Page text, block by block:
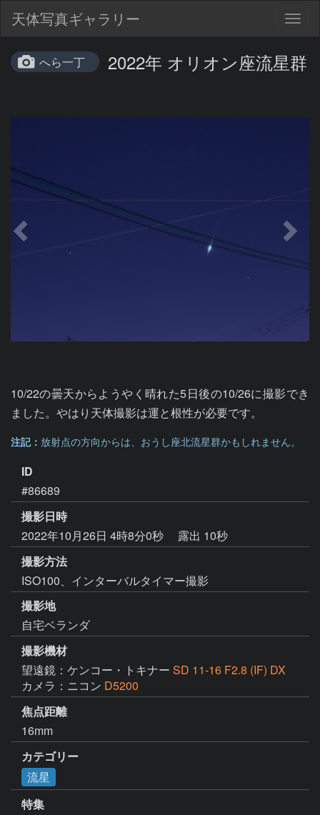
天体写真ギャラリー
へら一丁 2022年 オリオン座流星群
10/22の曇天からようやく晴れた5日後の10/26に撮影でき
ました。やはり天体撮影は運と根性が必要です。
注記： 放射点の方向からは、おうし座北流星群かもしれません。
ID
#86689
撮影日時
2022年10月26日 4時8分0秒
露出 10秒
撮影方法
ISO100、インターバルタイマー撮影
撮影地
自宅ベランダ
撮影機材
望遠鏡：ケンコー・トキナー SD 11-16 F2.8 (IF) DX
カメラ：ニコン D5200
焦点距離
16mm
カテゴリー
流星
特集